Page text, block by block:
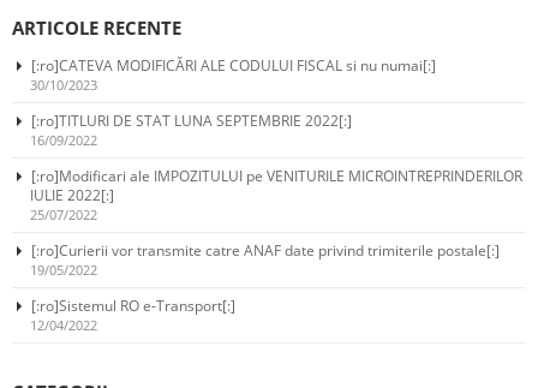
ARTICOLE RECENTE
[:ro]CATEVA MODIFICĂRI ALE CODULUI FISCAL si nu numai[:]
30/10/2023
[:ro]TITLURI DE STAT LUNA SEPTEMBRIE 2022[:]
16/09/2022
[:ro]Modificari ale IMPOZITULUI pe VENITURILE MICROINTREPRINDERILOR
IULIE 2022[:]
25/07/2022
[:ro]Curierii vor transmite catre ANAF date privind trimiterile postale[:]
19/05/2022
[:ro]Sistemul RO e-Transport[:]
12/04/2022